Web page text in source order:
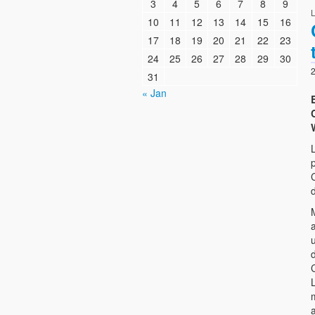
3
4 5 6 7 8
9
10
11 12 13 14 15
16
17
18 19 20 21 22
23
24
25 26 27 28 29
30
31
« Jan